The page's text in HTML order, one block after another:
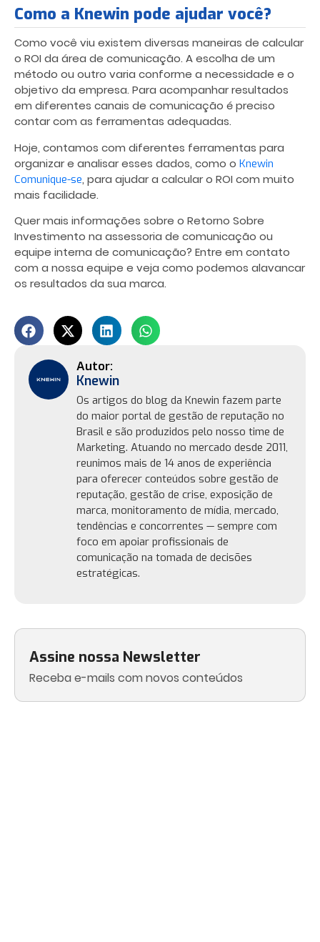
Assine nossa Newsletter
Receba e-mails com novos conteúdos
Como a Knewin pode ajudar você?
Como você viu existem diversas maneiras de calcular
o ROI da área de comunicação. A escolha de um
método ou outro varia conforme a necessidade e o
objetivo da empresa. Para acompanhar resultados
em diferentes canais de comunicação é preciso
contar com as ferramentas adequadas.
Hoje, contamos com diferentes ferramentas para
organizar e analisar esses dados, como o Knewin
Comunique-se, para ajudar a calcular o ROI com muito
mais facilidade.
Quer mais informações sobre o Retorno Sobre
Investimento na assessoria de comunicação ou
equipe interna de comunicação? Entre em contato
com a nossa equipe e veja como podemos alavancar
os resultados da sua marca.
Knewin
Os artigos do blog da Knewin fazem parte
do maior portal de gestão de reputação no
Brasil e são produzidos pelo nosso time de
Marketing. Atuando no mercado desde 2011,
reunimos mais de 14 anos de experiência
para oferecer conteúdos sobre gestão de
reputação, gestão de crise, exposição de
marca, monitoramento de mídia, mercado,
tendências e concorrentes — sempre com
foco em apoiar profissionais de
comunicação na tomada de decisões
estratégicas.